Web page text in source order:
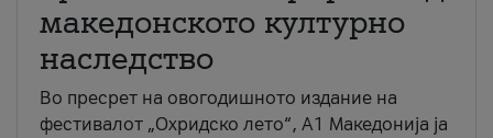
македонското културно
наследство
Во пресрет на овогодишното издание на
фестивалот „Охридско лето“, А1 Македонија ја